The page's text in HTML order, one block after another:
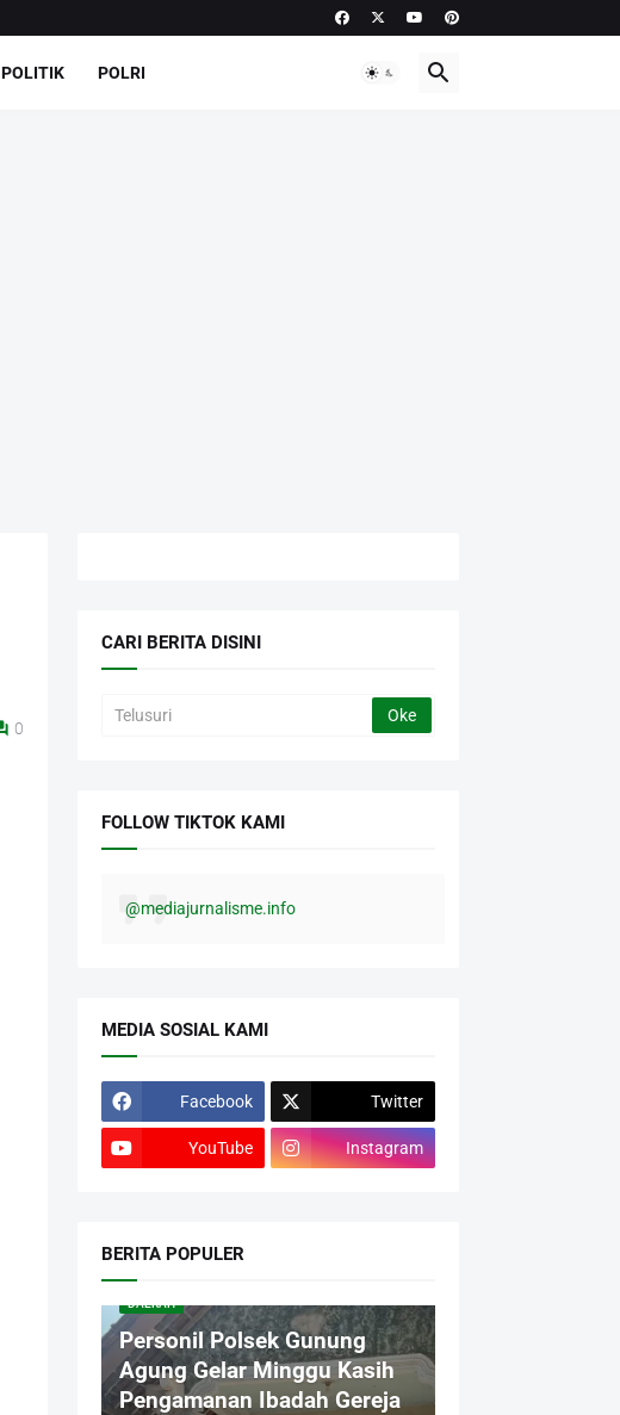
POLITIK POLRI
0
CARI BERITA DISINI
FOLLOW TIKTOK KAMI
@mediajurnalisme.info
MEDIA SOSIAL KAMI
Facebook Twitter
YouTube Instagram
BERITA POPULER
DAERAH
Personil Polsek Gunung
Agung Gelar Minggu Kasih
Pengamanan Ibadah Gereja